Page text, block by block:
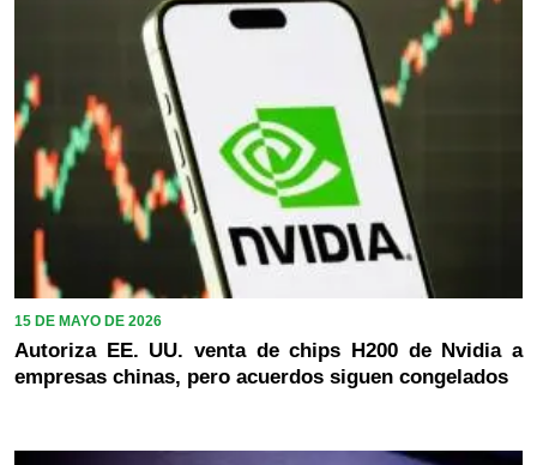
15 DE MAYO DE 2026
Autoriza EE. UU. venta de chips H200 de Nvidia a
empresas chinas, pero acuerdos siguen congelados